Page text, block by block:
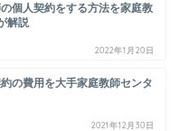
個人契約をする方法を家庭教
解説
2022年1月20日
の費用を大手家庭教師センタ
2021年12月30日